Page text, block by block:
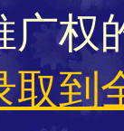
广权
取到